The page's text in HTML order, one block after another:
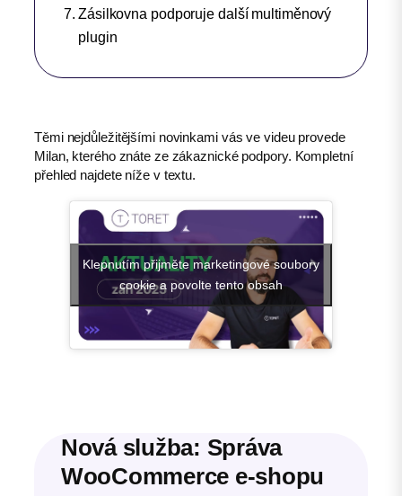
Zásilkovna podporuje další multiměnový
plugin
Těmi nejdůležitějšími novinkami vás ve videu provede
Milan, kterého znáte ze zákaznické podpory. Kompletní
přehled najdete níže v textu.
Klepnutím přijměte marketingové soubory
cookie a povolte tento obsah
Nová služba: Správa
WooCommerce e-shopu